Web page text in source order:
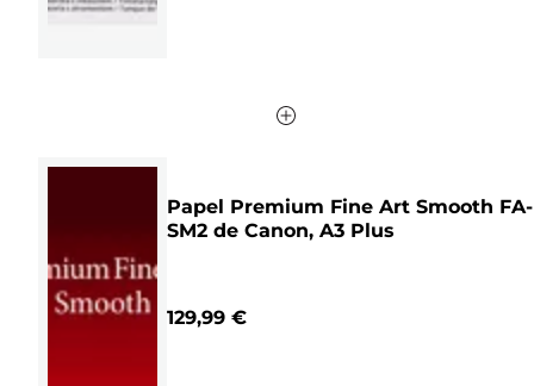
Papel Premium Fine Art Smooth FA-
SM2 de Canon, A3 Plus
129,99 €